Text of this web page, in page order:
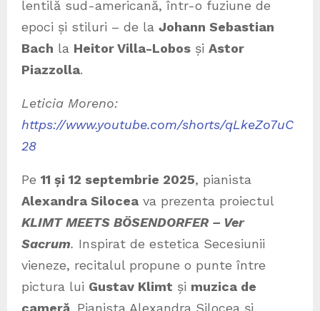
lentilă sud-americană, într-o fuziune de
epoci și stiluri – de la Johann Sebastian
Bach la Heitor Villa-Lobos și Astor
Piazzolla.
Leticia Moreno:
https://www.youtube.com/shorts/qLkeZo7uC
28
Pe 11 și 12 septembrie 2025, pianista
Alexandra Silocea va prezenta proiectul
KLIMT MEETS BÖSENDORFER – Ver
Sacrum. Inspirat de estetica Secesiunii
vieneze, recitalul propune o punte între
pictura lui Gustav Klimt și muzica de
cameră . Pianista Alexandra Silocea și